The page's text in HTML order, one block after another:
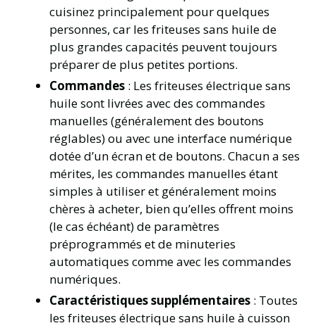
cuisinez principalement pour quelques
personnes, car les friteuses sans huile de
plus grandes capacités peuvent toujours
préparer de plus petites portions.
Commandes : Les friteuses électrique sans
huile sont livrées avec des commandes
manuelles (généralement des boutons
réglables) ou avec une interface numérique
dotée d’un écran et de boutons. Chacun a ses
mérites, les commandes manuelles étant
simples à utiliser et généralement moins
chères à acheter, bien qu’elles offrent moins
(le cas échéant) de paramètres
préprogrammés et de minuteries
automatiques comme avec les commandes
numériques.
Caractéristiques supplémentaires : Toutes
les friteuses électrique sans huile à cuisson